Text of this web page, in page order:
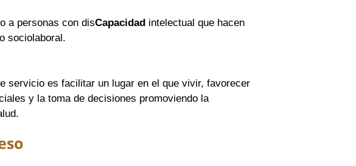
a personas con disCapacidad intelectual que hacen
sociolaboral.
servicio es facilitar un lugar en el que vivir, favorecer
y la toma de decisiones promoviendo la